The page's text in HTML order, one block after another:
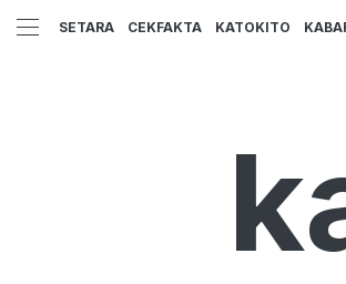
SETARA CEKFAKTA KATOKITO